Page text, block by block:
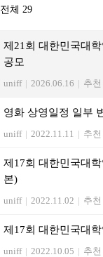
전체 29
제21회 대한민국대
공모
uniff | 2026.06.16 | 추천
영화 상영일정 일부
uniff | 2022.11.11 | 추천
제17회 대한민국대
본)
uniff | 2022.11.02 | 추천
제17회 대한민국대
uniff | 2022.10.05 | 추천